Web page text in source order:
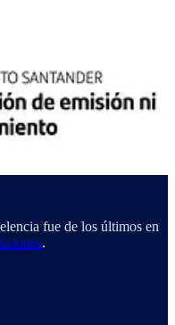
fue de los últimos en
.